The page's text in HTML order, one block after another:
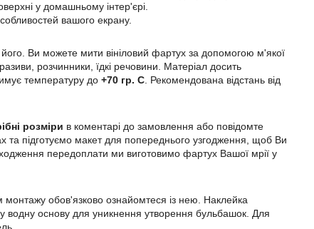
у домашньому інтер'єрі.
вашого екрану.
Ви можете мити вініловий фартух за допомогою м'якої
розчинники, їдкі речовини. Матеріал досить
температуру до +70 гр. С . Рекомендована відстань від
розміри в коментарі до замовлення або повідомте
та підготуємо макет для попереднього узгодження, щоб Ви
передоплати ми виготовимо фартух Вашої мрії у
монтажу обов'язково ознайомтеся із нею. Наклейка
водну основу для уникнення утворення бульбашок. Для